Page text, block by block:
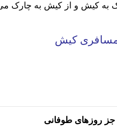
کیش و از کیش به چارک می
کیش
روزهای طوفانی